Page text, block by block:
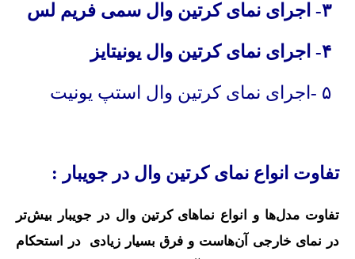
۳- اجرای نمای کرتین وال سمی فریم لس
۴- اجرای نمای کرتین وال یونیتایز
۵ -اجرای نمای کرتین وال استپ یونیت
تفاوت انواع نمای کرتین وال در جویبار :
تفاوت مدل‌ها و انواع نماهای کرتین وال در جویبار بیش‌تر
در نمای خارجی آن‌هاست و فرق بسیار زیادی در استحکام